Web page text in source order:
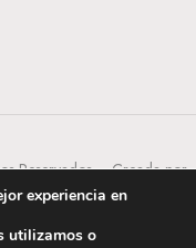
Reservados – Creada por
experiencia en
utilizamos o